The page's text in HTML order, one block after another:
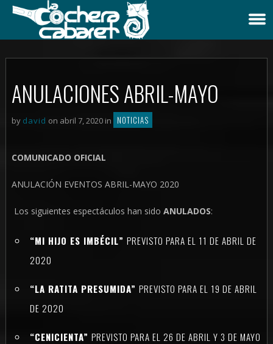
ANULACIONES ABRIL-MAYO
by david on abril 7, 2020 in NOTICIAS
COMUNICADO OFICIAL
ANULACIÓN EVENTOS ABRIL-MAYO 2020
Los siguientes espectáculos han sido ANULADOS:
“MI HIJO ES IMBÉCIL” PREVISTO PARA EL 11 DE ABRIL DE
2020
“LA RATITA PRESUMIDA” PREVISTO PARA EL 19 DE ABRIL
DE 2020
“CENICIENTA” PREVISTO PARA EL 26 DE ABRIL Y 3 DE MAYO